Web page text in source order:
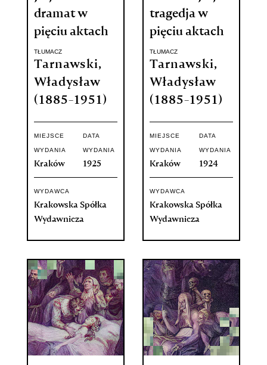
dramat w
pięciu aktach
TŁUMACZ
Tarnawski,
Władysław
(1885-1951)
MIEJSCE
WYDANIA
Kraków
DATA
WYDANIA
1925
WYDAWCA
Krakowska Spółka
Wydawnicza
tragedja w
pięciu aktach
TŁUMACZ
Tarnawski,
Władysław
(1885-1951)
MIEJSCE
WYDANIA
Kraków
DATA
WYDANIA
1924
WYDAWCA
Krakowska Spółka
Wydawnicza